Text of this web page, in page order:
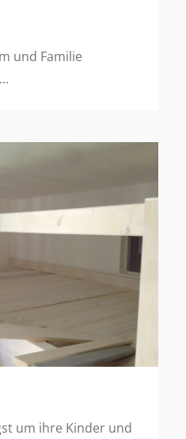
und Familie
um ihre Kinder und